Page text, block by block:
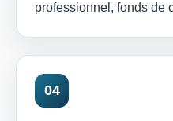
professionnel, fonds de
04